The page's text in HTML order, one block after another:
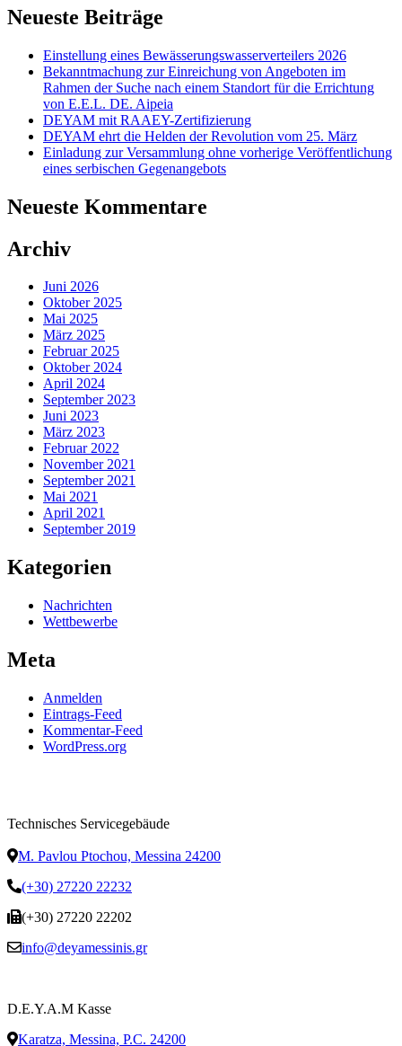
Neueste Beiträge
Einstellung eines Bewässerungswasserverteilers 2026
Bekanntmachung zur Einreichung von Angeboten im
Rahmen der Suche nach einem Standort für die Errichtung
von E.E.L. DE. Aipeia
DEYAM mit RAAEY-Zertifizierung
DEYAM ehrt die Helden der Revolution vom 25. März
Einladung zur Versammlung ohne vorherige Veröffentlichung
eines serbischen Gegenangebots
Neueste Kommentare
Archiv
Juni 2026
Oktober 2025
Mai 2025
März 2025
Februar 2025
Oktober 2024
April 2024
September 2023
Juni 2023
März 2023
Februar 2022
November 2021
September 2021
Mai 2021
April 2021
September 2019
Kategorien
Nachrichten
Wettbewerbe
Meta
Anmelden
Eintrags-Feed
Kommentar-Feed
WordPress.org
Technisches Servicegebäude
M. Pavlou Ptochou, Messina 24200
(+30) 27220 22232
(+30) 27220 22202
info@deyamessinis.gr
D.E.Y.A.M Kasse
Karatza, Messina, P.C. 24200